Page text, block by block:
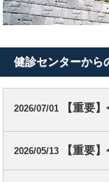
健診センターから
2026/07/01 【重要】
2026/05/13 【重要】令和8